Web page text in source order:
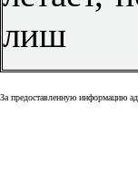
лиш
За предоставленную информацию